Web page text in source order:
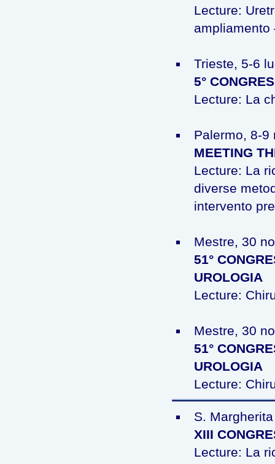
Lecture:
ampliamento
Trieste, 5-6
5°
Lecture: La
Palermo, 8-9
MEETING
Lecture: La
diverse
intervento
Mestre, 30
51°
UROLOGIA
Lecture:
Mestre, 30
51°
UROLOGIA
Lecture:
S.
XIII
Lecture: La